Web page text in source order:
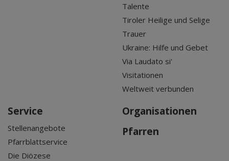
Talente
Tiroler Heilige und Selige
Trauer
Ukraine: Hilfe und Gebet
Via Laudato si'
Visitationen
Weltweit verbunden
Service
Stellenangebote
Pfarrblattservice
Die Diözese
Organisationen
Pfarren